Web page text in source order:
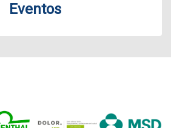
Eventos